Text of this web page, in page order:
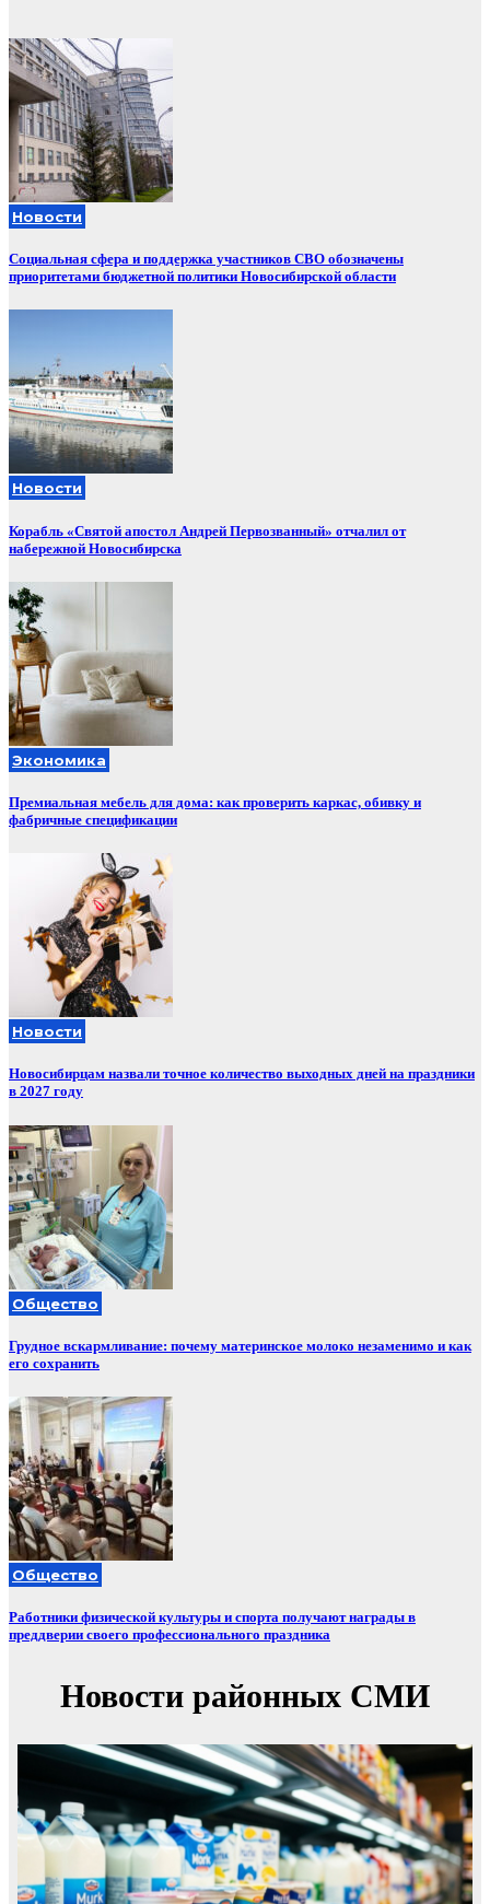
Новости
Социальная сфера и поддержка участников СВО обозначены
приоритетами бюджетной политики Новосибирской области
Новости
Корабль «Святой апостол Андрей Первозванный» отчалил от
набережной Новосибирска
Экономика
Премиальная мебель для дома: как проверить каркас, обивку и
фабричные спецификации
Новости
Новосибирцам назвали точное количество выходных дней на праздники
в 2027 году
Общество
Грудное вскармливание: почему материнское молоко незаменимо и как
его сохранить
Общество
Работники физической культуры и спорта получают награды в
преддверии своего профессионального праздника